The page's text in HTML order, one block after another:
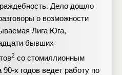
Дело дошло
о возможности
Лига Юга,
бывших
2 со стомиллионным
х годов ведет работу по